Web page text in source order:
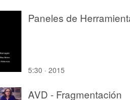
Paneles de
5:30 · 2015
AVD - Fragmentación